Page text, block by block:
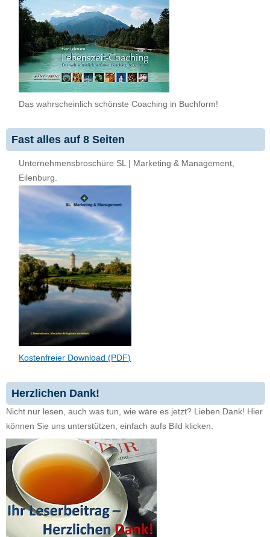
Das wahrscheinlich schönste Coaching in Buchform!
Fast alles auf 8 Seiten
Unternehmensbroschüre SL | Marketing & Management,
Eilenburg.
Kostenfreier Download (PDF)
Herzlichen Dank!
Nicht nur lesen, auch was tun, wie wäre es jetzt? Lieben Dank! Hier
können Sie uns unterstützen, einfach aufs Bild klicken.